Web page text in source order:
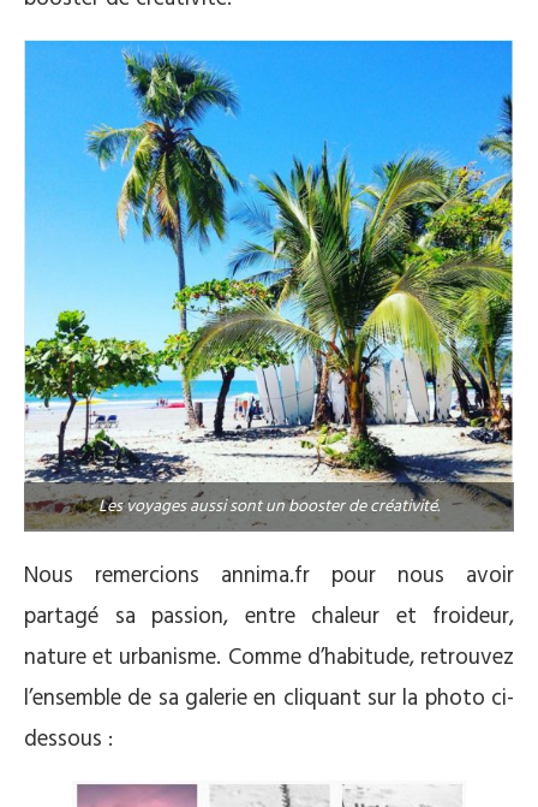
Les voyages aussi sont un booster de créativité.
Nous remercions annima.fr pour nous avoir
partagé sa passion, entre chaleur et froideur,
nature et urbanisme. Comme d’habitude, retrouvez
l’ensemble de sa galerie en cliquant sur la photo ci-
dessous :